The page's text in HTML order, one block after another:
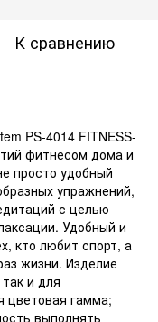
К сравнению
PS-4014 FITNESS-
фитнесом дома и
просто удобный
упражнений,
с целью
Удобный и
кто любит спорт, а
жизни. Изделие
и для
цветовая гамма;
выполнять